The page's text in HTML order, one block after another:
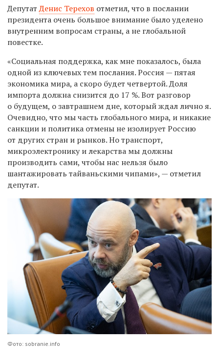
ДепутатДенис Терехов отметил, что в послании
президента очень большое внимание было уделено
внутренним вопросам страны, а не глобальной
повестке.
«Социальная поддержка, как мне показалось, была
одной из ключевых тем послания. Россия — пятая
экономика мира, а скоро будет четвертой. Доля
импорта должна снизится до 17 %. Вот разговор
о будущем, о завтрашнем дне, который ждал лично я.
Очевидно, что мы часть глобального мира, и никакие
санкции и политика отмены не изолирует Россию
от других стран и рынков. Но транспорт,
микроэлектронику и лекарства мы должны
производить сами, чтобы нас нельзя было
шантажировать тайваньскими чипами», — отметил
депутат.
Фото: sobranie.info